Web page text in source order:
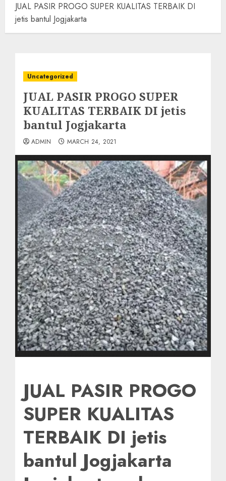
JUAL PASIR PROGO SUPER KUALITAS TERBAIK DI
jetis bantul Jogjakarta
Uncategorized
JUAL PASIR PROGO SUPER
KUALITAS TERBAIK DI jetis
bantul Jogjakarta
ADMIN MARCH 24, 2021
JUAL PASIR PROGO
SUPER KUALITAS
TERBAIK DI jetis
bantul Jogjakarta